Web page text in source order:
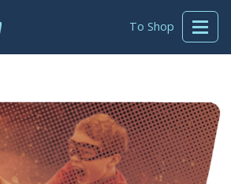
To Shop